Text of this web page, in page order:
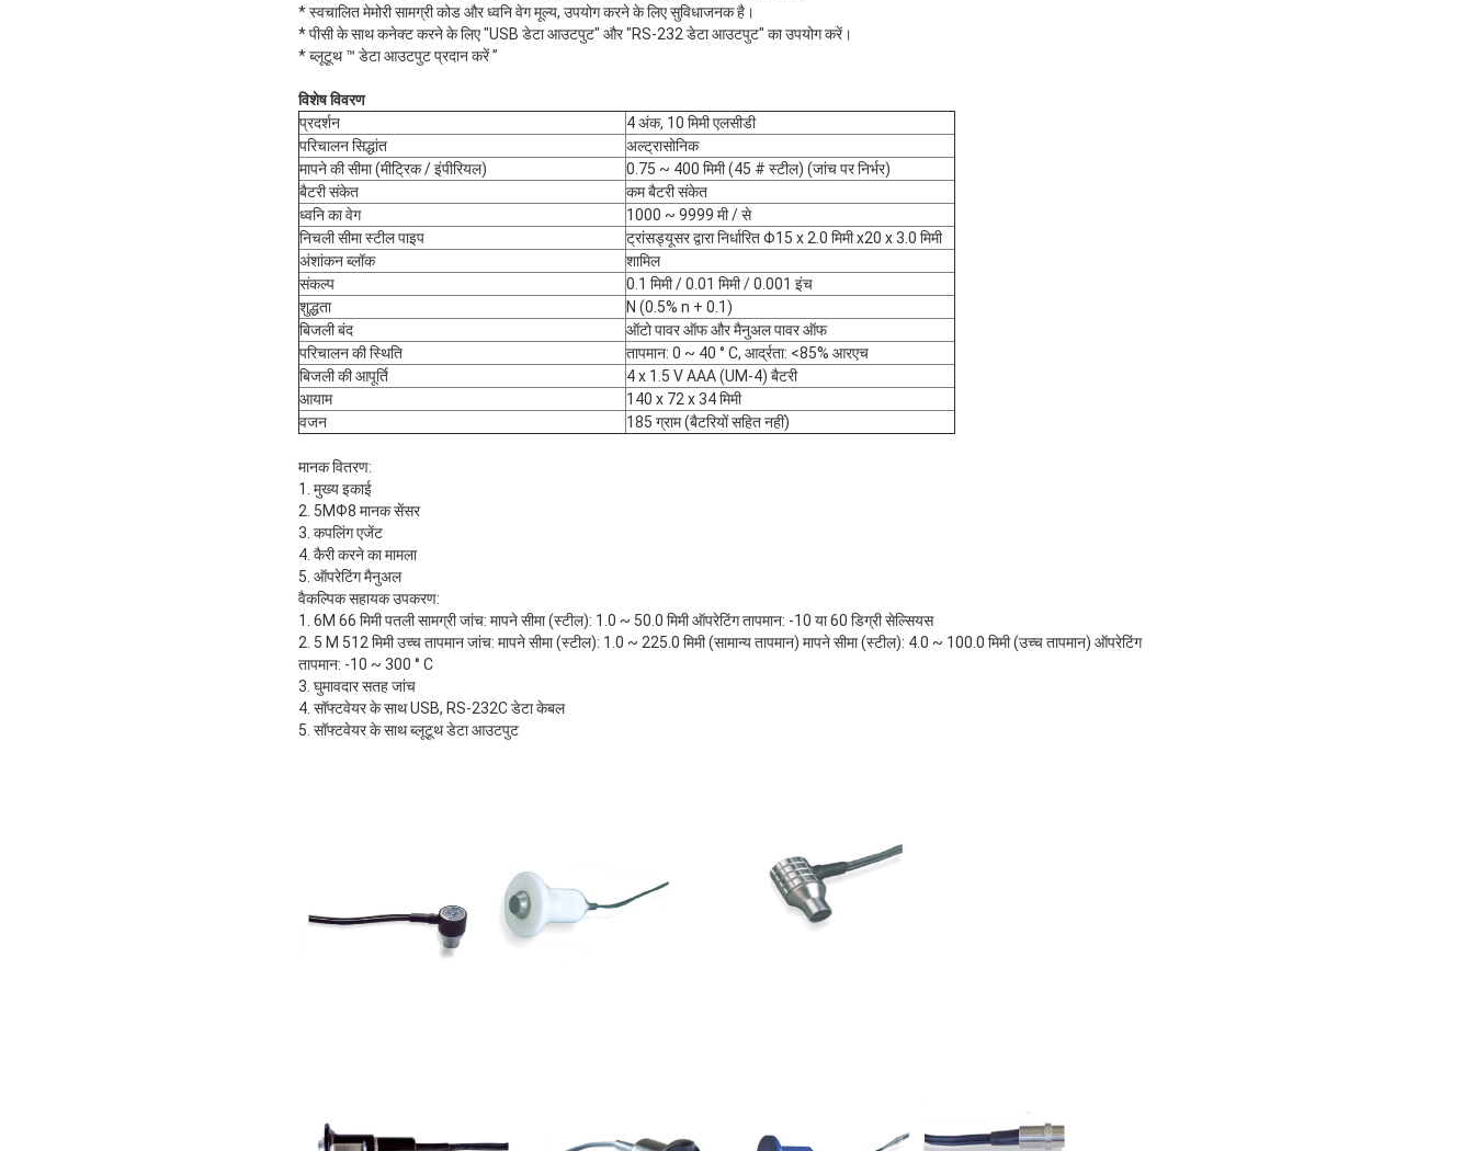
* स्वचालित मेमोरी सामग्री कोड और ध्वनि वेग मूल्य, उपयोग करने के लिए सुविधाजनक है।
* पीसी के साथ कनेक्ट करने के लिए "USB डेटा आउटपुट" और "RS-232 डेटा आउटपुट" का उपयोग करें।
* ब्लूटूथ ™ डेटा आउटपुट प्रदान करें ”
विशेष विवरण
प्रदर्शन
4 अंक, 10 मिमी एलसीडी
परिचालन सिद्धांत
अल्ट्रासोनिक
मापने की सीमा (मीट्रिक / इंपीरियल)
0.75 ~ 400 मिमी (45 # स्टील) (जांच पर निर्भर)
बैटरी संकेत
कम बैटरी संकेत
ध्वनि का वेग
1000 ~ 9999 मी / से
निचली सीमा स्टील पाइप
ट्रांसड्यूसर द्वारा निर्धारित Φ15 x 2.0 मिमी x20 x 3.0 मिमी
अंशांकन ब्लॉक
शामिल
संकल्प
0.1 मिमी / 0.01 मिमी / 0.001 इंच
शुद्धता
N (0.5% n + 0.1)
बिजली बंद
ऑटो पावर ऑफ और मैनुअल पावर ऑफ
परिचालन की स्थिति
तापमान: 0 ~ 40 ° C, आर्द्रता: <85% आरएच
बिजली की आपूर्ति
4 x 1.5 V AAA (UM-4) बैटरी
आयाम
140 x 72 x 34 मिमी
वजन
185 ग्राम (बैटरियों सहित नहीं)
मानक वितरण:
1. मुख्य इकाई
2. 5MФ8 मानक सेंसर
3. कपलिंग एजेंट
4. कैरी करने का मामला
5. ऑपरेटिंग मैनुअल
वैकल्पिक सहायक उपकरण:
1. 6M 66 मिमी पतली सामग्री जांच: मापने सीमा (स्टील): 1.0 ~ 50.0 मिमी ऑपरेटिंग तापमान: -10 या 60 डिग्री सेल्सियस
2. 5 M 512 मिमी उच्च तापमान जांच: मापने सीमा (स्टील): 1.0 ~ 225.0 मिमी (सामान्य तापमान) मापने सीमा (स्टील): 4.0 ~ 100.0 मिमी (उच्च तापमान) ऑपरेटिंग
तापमान: -10 ~ 300 ° C
3. घुमावदार सतह जांच
4. सॉफ्टवेयर के साथ USB, RS-232C डेटा केबल
5. सॉफ्टवेयर के साथ ब्लूटूथ डेटा आउटपुट